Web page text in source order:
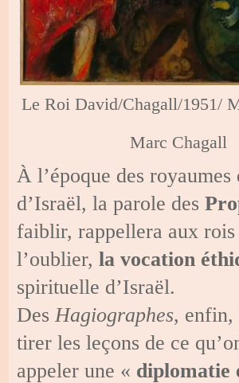
Le Roi David/Chagall/1951/
Marc Chagall
À l’époque des royaumes
d’Israël, la parole des
faiblir, rappellera aux rois
l’oublier,la vocation
spirituelle d’Israël.
DesHagiographes, enfin,
tirer les leçons de ce
appeler une « diplomatie